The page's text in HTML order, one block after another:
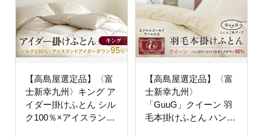
【高島屋選定品】〈富
士新幸九州〉キング ア
イダー掛けふとん シル
ク100％×アイスランド
【高島屋選定品】〈富
士新幸九州〉
「GuuG」クイーン 羽
毛本掛けふとん ハンガ